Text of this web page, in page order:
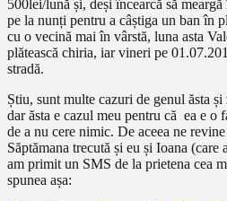
500lei/lună și, deși încearcă să
pe la nunți pentru a câștiga un ban în
cu o vecină mai în vârstă, luna asta
plătească chiria, iar vineri pe
stradă.
Știu, sunt multe cazuri de genul ăsta
dar ăsta e cazul meu pentru că ea e o
de a nu cere nimic. De aceea ne
Săptămana trecută și eu și Ioana (care
am primit un SMS de la prietena cea
spunea așa: